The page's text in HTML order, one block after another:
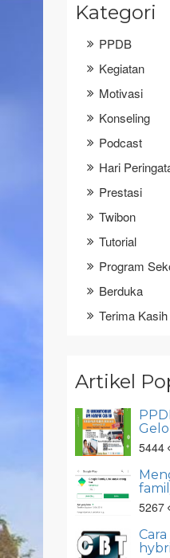
Kategori
PPDB
Kegiatan
Motivasi
Konseling
Podcast
Hari
Prestasi
Twibon
Tutorial
Program
Berduka
Terima Kasih
Artikel
5444
5267
Cara